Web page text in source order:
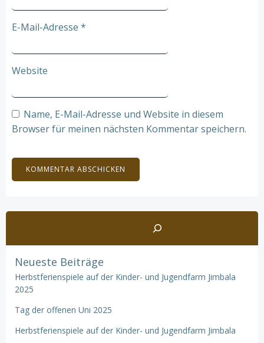
E-Mail-Adresse *
Website
Name, E-Mail-Adresse und Website in diesem
Browser für meinen nächsten Kommentar speichern.
Suchen
Neueste Beiträge
Herbstferienspiele auf der Kinder- und Jugendfarm Jimbala
2025
Tag der offenen Uni 2025
Herbstferienspiele auf der Kinder- und Jugendfarm Jimbala